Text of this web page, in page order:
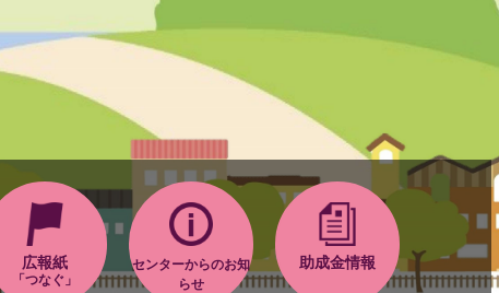
広報紙
「つなぐ」
センターからのお知
らせ
助成金情報